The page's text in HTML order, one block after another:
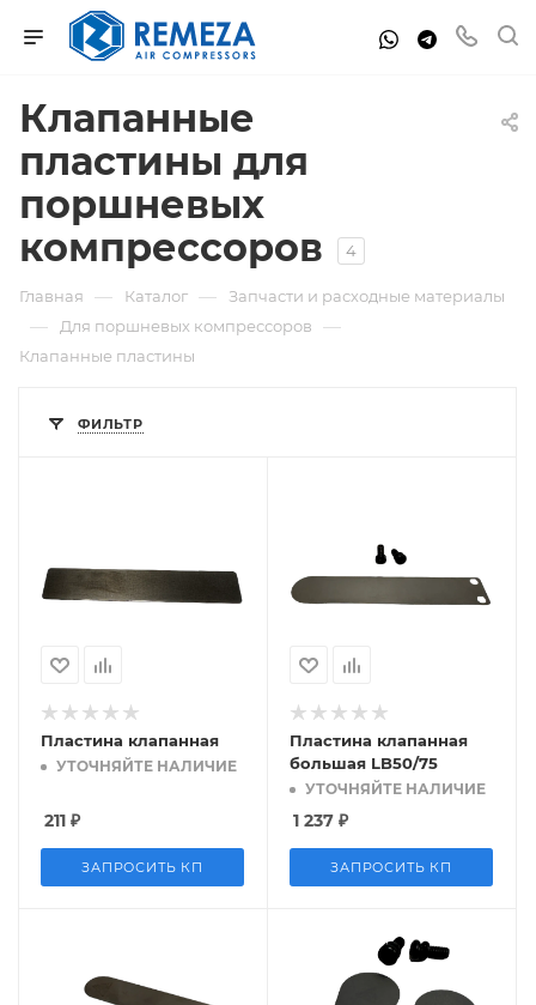
Клапанные
пластины для
поршневых
компрессоров
4
Главная — Каталог — Запчасти и расходные материалы
— Для поршневых компрессоров —
Клапанные пластины
ФИЛЬТР
Пластина клапанная
УТОЧНЯЙТЕ НАЛИЧИЕ
211 ₽
ЗАПРОСИТЬ КП
Пластина клапанная
большая LB50/75
УТОЧНЯЙТЕ НАЛИЧИЕ
1 237 ₽
ЗАПРОСИТЬ КП